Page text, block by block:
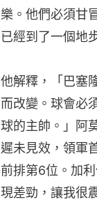
樂。他們必須甘
已經到了一個地
他解釋，「巴塞
而改變。球會必
球的主帥。」阿
遲未見效，領軍
前排第6位。加
現差勁，讓我很